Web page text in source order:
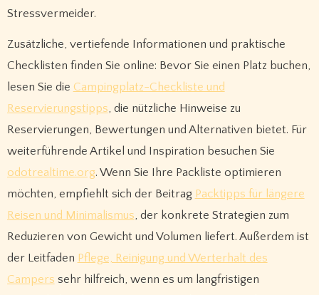
Stressvermeider.
Zusätzliche, vertiefende Informationen und praktische
Checklisten finden Sie online: Bevor Sie einen Platz buchen,
lesen Sie die Campingplatz-Checkliste und
Reservierungstipps, die nützliche Hinweise zu
Reservierungen, Bewertungen und Alternativen bietet. Für
weiterführende Artikel und Inspiration besuchen Sie
odotrealtime.org. Wenn Sie Ihre Packliste optimieren
möchten, empfiehlt sich der Beitrag Packtipps für längere
Reisen und Minimalismus, der konkrete Strategien zum
Reduzieren von Gewicht und Volumen liefert. Außerdem ist
der Leitfaden Pflege, Reinigung und Werterhalt des
Campers sehr hilfreich, wenn es um langfristigen